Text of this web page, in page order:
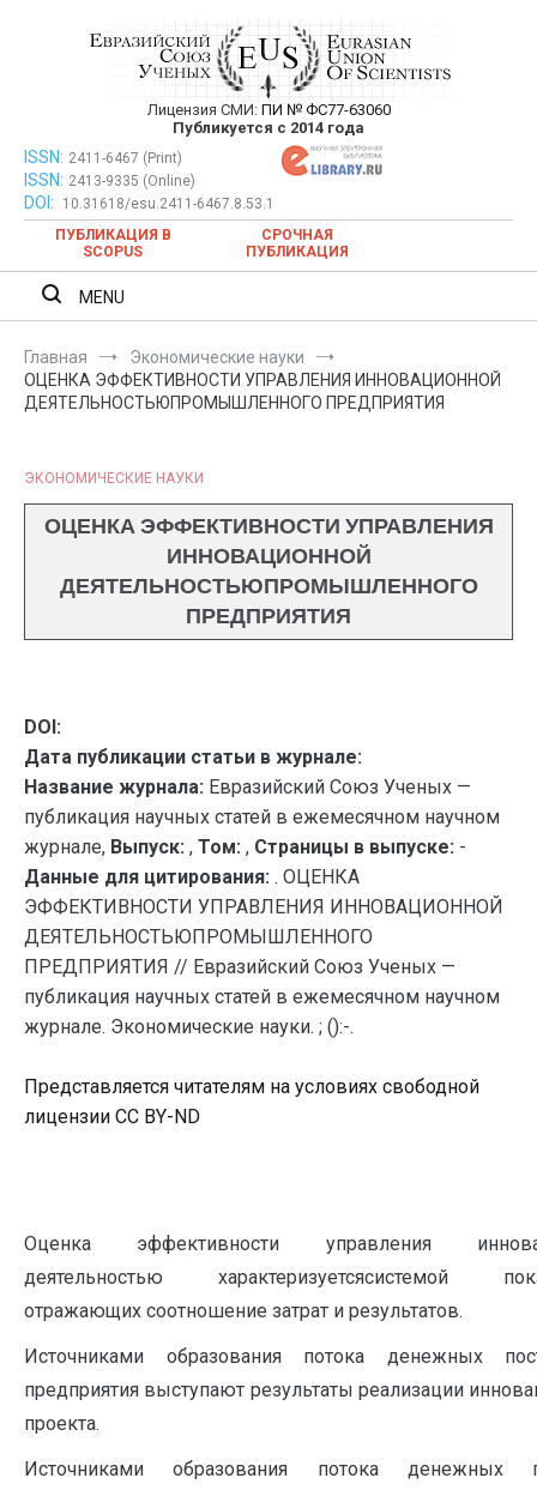
Евразийский Союз Ученых —
публикация научных статей в
ежемесячном научном журнале
Лицензия СМИ: ПИ № ФС77-63060
Публикуется с 2014 года
Евразийский Союз Ученых — публикация научных статей в
ежемесячном научном журнале
ISSN: 2411-6467 (Print)
ISSN: 2413-9335 (Online)
DOI:
10.31618/esu.2411-6467.8.53.1
ПУБЛИКАЦИЯ В
SCOPUS
СРОЧНАЯ
ПУБЛИКАЦИЯ
MENU
Главная
Экономические науки
ОЦЕНКА ЭФФЕКТИВНОСТИ УПРАВЛЕНИЯ ИННОВАЦИОННОЙ
ДЕЯТЕЛЬНОСТЬЮПРОМЫШЛЕННОГО ПРЕДПРИЯТИЯ
ЭКОНОМИЧЕСКИЕ НАУКИ
ОЦЕНКА ЭФФЕКТИВНОСТИ УПРАВЛЕНИЯ
ИННОВАЦИОННОЙ
ДЕЯТЕЛЬНОСТЬЮПРОМЫШЛЕННОГО
ПРЕДПРИЯТИЯ
DOI:
Дата публикации статьи в журнале:
Название журнала: Евразийский Союз Ученых —
публикация научных статей в ежемесячном научном
журнале, Выпуск: , Том: , Страницы в выпуске: -
Данные для цитирования: . ОЦЕНКА
ЭФФЕКТИВНОСТИ УПРАВЛЕНИЯ ИННОВАЦИОННОЙ
ДЕЯТЕЛЬНОСТЬЮПРОМЫШЛЕННОГО
ПРЕДПРИЯТИЯ // Евразийский Союз Ученых —
публикация научных статей в ежемесячном научном
журнале. Экономические науки. ; ():-.
Представляется читателям на условиях свободной
лицензии CC BY-ND
Оценка эффективности управления
деятельностью характеризуетсясистемой
отражающих соотношение затрат и результатов.
Источниками образования потока денежных
предприятия выступают результаты реализации
проекта.
Источниками образования потока денежных